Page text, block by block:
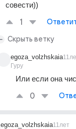
совести))
1
Скрыть ветку
egoza_volzhskaia
Гуру
Или если она
0
egoza_volzhskaia11лет